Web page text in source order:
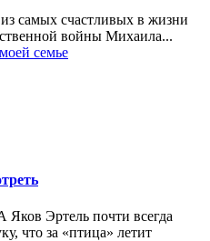
самых счастливых в жизни
войны Михаила...
семье
Эртель почти всегда
что за «птица» летит